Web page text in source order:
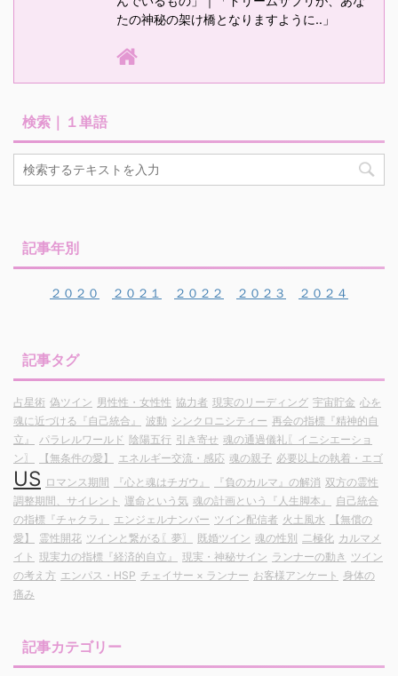
たの神秘の架け橋となりますように‥」
検索｜１単語
記事年別
２０２０ ２０２１ ２０２２ ２０２３ ２０２４
記事タグ
占星術 偽ツイン 男性性・女性性 協力者 現実のリーディング 宇宙貯金 心を
魂に近づける『自己統合』
波動 シンクロニシティー 再会の指標『精神的自
立』
パラレルワールド 陰陽五行 引き寄せ 魂の通過儀礼〖イニシエーショ
ン〗
【無条件の愛】 エネルギー交流・感応 魂の親子 必要以上の執着・エゴ
US ロマンス期間 『心と魂はチガウ』 『負のカルマ』の解消 双方の霊性
調整期間、サイレント 運命という気 魂の計画という『人生脚本』
自己統合
の指標『チャクラ』
エンジェルナンバー ツイン配信者 火土風水
【無償の
愛】
霊性開花 ツインと繋がる〖夢〗 既婚ツイン 魂の性別 二極化 カルマメ
イト 現実力の指標『経済的自立』 現実・神秘サイン ランナーの動き ツイン
の考え方 エンパス・HSP チェイサー × ランナー お客様アンケート
身体の
痛み
記事カテゴリー